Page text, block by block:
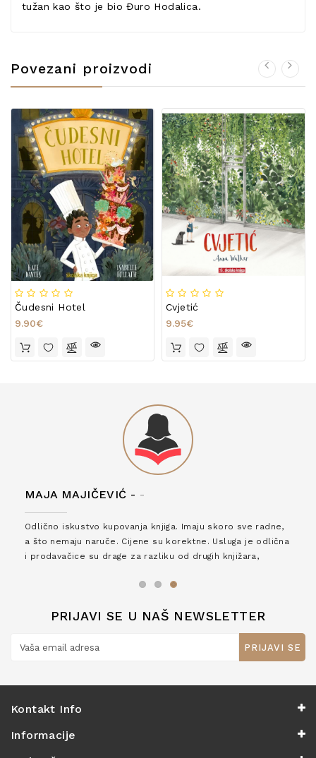
tužan kao što je bio Đuro Hodalica.
Povezani proizvodi
Čudesni Hotel
9.90€
Cvjetić
9.95€
MAJA MAJIČEVIĆ - -
Odlično iskustvo kupovanja knjiga. Imaju skoro sve radne,
a što nemaju naruče. Cijene su korektne. Usluga je odlična
i prodavačice su drage za razliku od drugih knjižara,
PRIJAVI SE U NAŠ NEWSLETTER
PRIJAVI SE
Kontakt Info
Informacije